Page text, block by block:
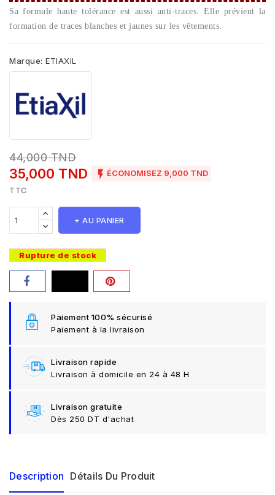
Sa formule haute tolérance est aussi anti-traces. Elle prévient la
formation de traces blanches et jaunes sur les vêtements.
Marque: ETIAXIL
44,000 TND
35,000 TND  ÉCONOMISEZ 9,000 TND
TTC
+ AU PANIER
Rupture de stock
Paiement 100% sécurisé
Paiement à la livraison
Livraison rapide
Livraison à domicile en 24 à 48 H
Livraison gratuite
Dès 250 DT d'achat
Description Détails Du Produit